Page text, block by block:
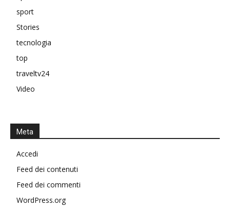
sport
Stories
tecnologia
top
traveltv24
Video
Meta
Accedi
Feed dei contenuti
Feed dei commenti
WordPress.org